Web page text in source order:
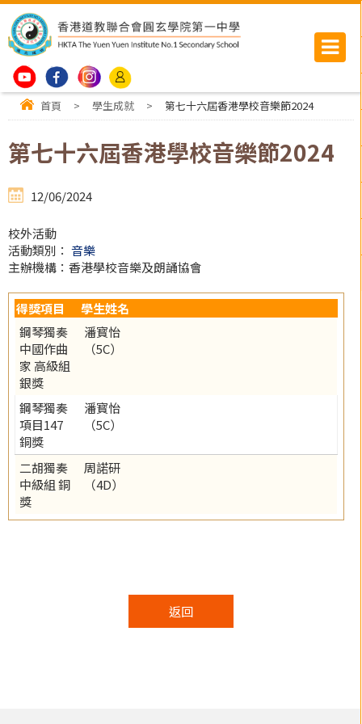
首頁 > 學生成就 > 第七十六屆香港學校音樂節2024
第七十六屆香港學校音樂節2024
12/06/2024
校外活動
活動類別： 音樂
主辦機構：香港學校音樂及朗誦協會
得獎項目
學生姓名
鋼琴獨奏
中國作曲
家 高級組
銀獎
潘寳怡
（5C）
鋼琴獨奏
項目147
銅獎
潘寳怡
（5C）
二胡獨奏
中級組 銅
獎
周諾研
（4D）
返回